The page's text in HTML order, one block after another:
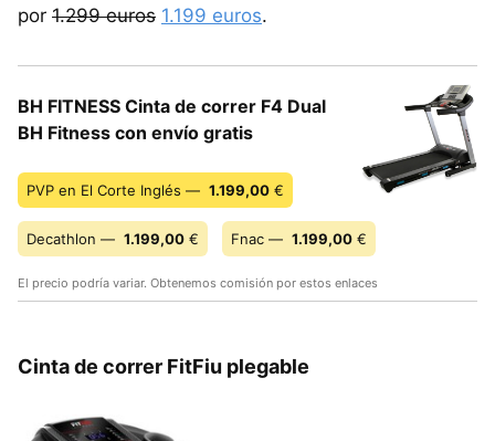
por 1.299 euros 1.199 euros.
BH FITNESS Cinta de correr F4 Dual
BH Fitness con envío gratis
PVP en El Corte Inglés — 1.199,00 €
Decathlon — 1.199,00 € Fnac — 1.199,00 €
El precio podría variar. Obtenemos comisión por estos enlaces
Cinta de correr FitFiu plegable